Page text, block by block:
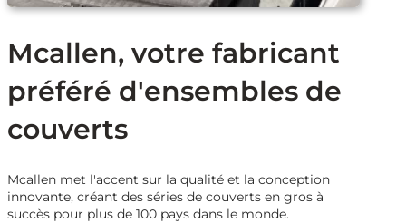
Mcallen, votre fabricant
préféré d'ensembles de
couverts
Mcallen met l'accent sur la qualité et la conception
innovante, créant des séries de couverts en gros à
succès pour plus de 100 pays dans le monde.